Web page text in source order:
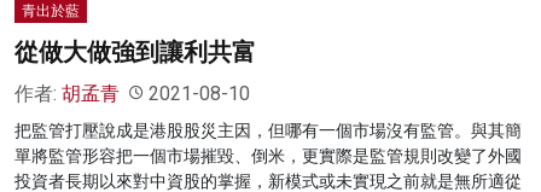
青出於藍
從做大做強到讓利共富
作者: 胡孟青 2021-08-10
把監管打壓說成是港股股災主因，但哪有一個市場沒有監管。與其簡
單將監管形容把一個市場摧毀、倒米，更實際是監管規則改變了外國
投資者長期以來對中資股的掌握，新模式或未實現之前就是無所適從